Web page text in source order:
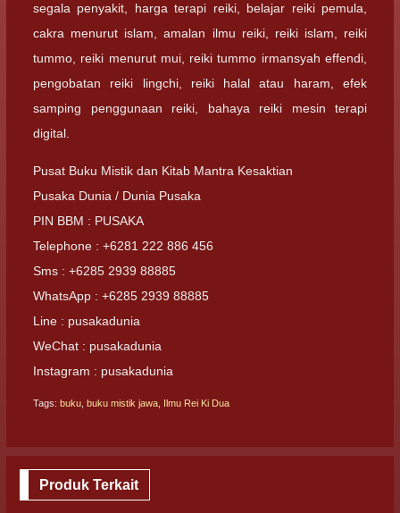
segala penyakit, harga terapi reiki, belajar reiki pemula,
cakra menurut islam, amalan ilmu reiki, reiki islam, reiki
tummo, reiki menurut mui, reiki tummo irmansyah effendi,
pengobatan reiki lingchi, reiki halal atau haram, efek
samping penggunaan reiki, bahaya reiki mesin terapi
digital.
Pusat Buku Mistik dan Kitab Mantra Kesaktian
Pusaka Dunia / Dunia Pusaka
PIN BBM : PUSAKA
Telephone : +6281 222 886 456
Sms : +6285 2939 88885
WhatsApp : +6285 2939 88885
Line : pusakadunia
WeChat : pusakadunia
Instagram : pusakadunia
Tags: buku buku mistik jawa Ilmu Rei Ki Dua
Produk Terkait